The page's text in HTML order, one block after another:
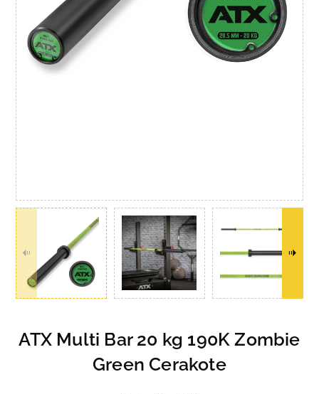
ATX Multi Bar 20 kg 190K Zombie
Green Cerakote